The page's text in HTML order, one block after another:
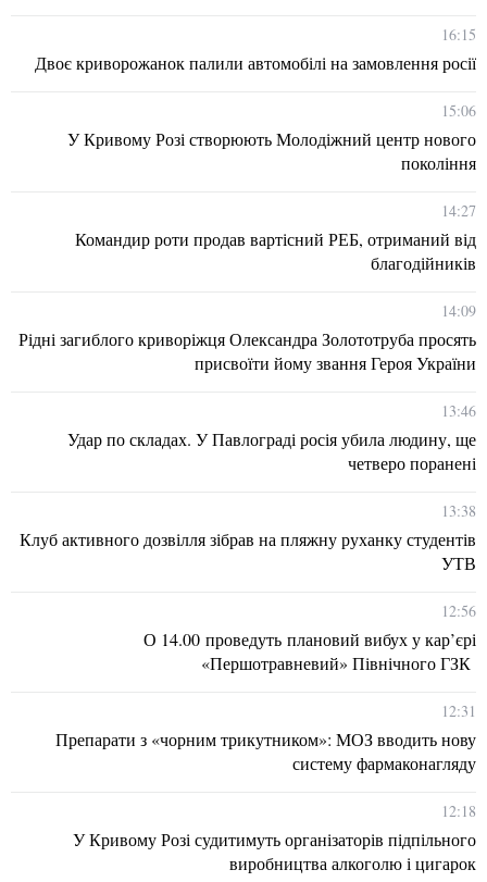
16:15
Двоє криворожанок палили автомобілі на замовлення росії
15:06
У Кривому Розі створюють Молодіжний центр нового
покоління
14:27
Командир роти продав вартісний РЕБ, отриманий від
благодійників
14:09
Рідні загиблого криворіжця Олександра Золототруба просять
присвоїти йому звання Героя України
13:46
Удар по складах. У Павлограді росія убила людину, ще
четверо поранені
13:38
Клуб активного дозвілля зібрав на пляжну руханку студентів
УТВ
12:56
О 14.00 проведуть плановий вибух у кар’єрі
«Першотравневий» Північного ГЗК
12:31
Препарати з «чорним трикутником»: МОЗ вводить нову
систему фармаконагляду
12:18
У Кривому Розі судитимуть організаторів підпільного
виробництва алкоголю і цигарок